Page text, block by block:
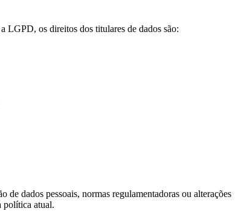
LGPD, os direitos dos titulares de dados são:
dados pessoais, normas regulamentadoras ou alterações
política atual.